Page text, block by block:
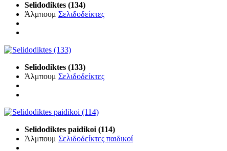
Selidodiktes (134)
Άλμπουμ Σελιδοδείκτες
Selidodiktes (133)
Άλμπουμ Σελιδοδείκτες
Selidodiktes paidikoi (114)
Άλμπουμ Σελιδοδείκτες παιδικοί